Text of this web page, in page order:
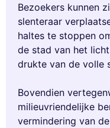
Bezoekers kunnen
slenteraar
haltes te stoppen
de stad van het
drukte van de volle
Bovendien
milieuvriendelijke
vermindering van